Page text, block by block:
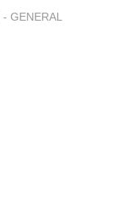
- GENERAL